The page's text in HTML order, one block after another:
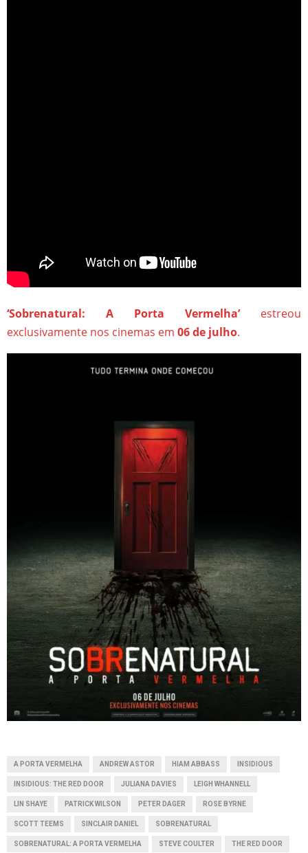
‘Sobrenatural: A Porta Vermelha’estreou
exclusivamente nos cinemas em 06 de julho.
A PORTA VERMELHA ANDREW ASTOR HIAM ABBASS INSIDIOUS
INSIDIOUS: THE RED DOOR JULIANA DAVIES LEIGH WHANNELL
LIN SHAYE PATRICK WILSON PETER DAGER ROSE BYRNE
SCOTT TEEMS SINCLAIR DANIEL SOBRENATURAL
SOBRENATURAL: A PORTA VERMELHA STEVE COULTER THE RED DOOR